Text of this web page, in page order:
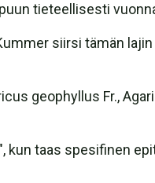
tieteellisesti
siirsi tämän
geophyllus Fr.,
kun taas spesifinen